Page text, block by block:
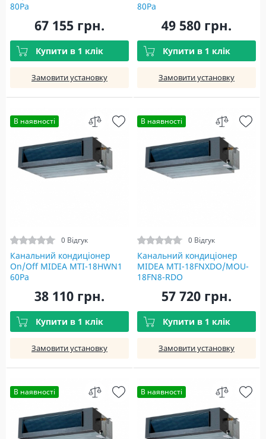
80Pa
67 155 грн.
Купити в 1 клік
Замовити установку
80Pa
49 580 грн.
Купити в 1 клік
Замовити установку
В наявності
0 Відгук
Канальний кондиціонер
On/Off MIDEA MTI-18HWN1
60Pa
38 110 грн.
Купити в 1 клік
Замовити установку
В наявності
0 Відгук
Канальний кондиціонер
MIDEA MTI-18FNXDO/MOU-
18FN8-RDO
57 720 грн.
Купити в 1 клік
Замовити установку
В наявності В наявності